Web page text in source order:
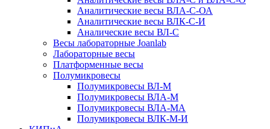
Аналитические весы ВЛА-С-ОА
Аналитические весы ВЛК-С-И
Аналические весы ВЛ-С
Весы лабораторные Joanlab
Лабораторные весы
Платформенные весы
Полумикровесы
Полумикровесы ВЛ-М
Полумикровесы ВЛА-М
Полумикровесы ВЛА-МА
Полумикровесы ВЛК-М-И